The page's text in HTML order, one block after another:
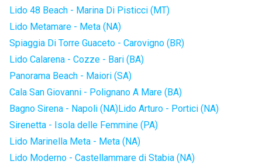
Lido 48 Beach - Marina Di Pisticci (MT)
Lido Metamare - Meta (NA)
Spiaggia Di Torre Guaceto - Carovigno (BR)
Lido Calarena - Cozze - Bari (BA)
Panorama Beach - Maiori (SA)
Cala San Giovanni - Polignano A Mare (BA)
Bagno Sirena - Napoli (NA)Lido Arturo - Portici (NA)
Sirenetta - Isola delle Femmine (PA)
Lido Marinella Meta - Meta (NA)
Lido Moderno - Castellammare di Stabia (NA)